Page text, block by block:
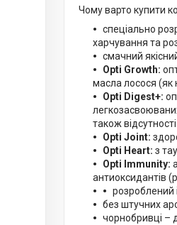
Чому варто купити
спеціально
харчування та
смачний
Opti Growth:
масла лосося (як
Opti Digest+:
також
Opti Joint:
Opti Heart: з
Opti Immunity:
антиоксидантів
розроблений
без штучних
чорнобривці –